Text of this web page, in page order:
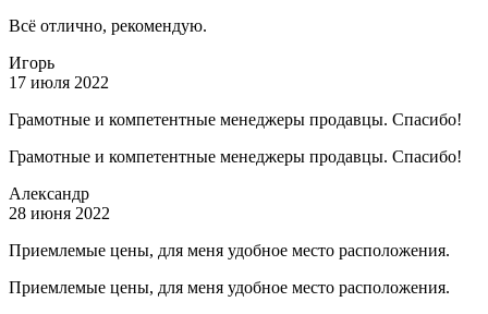
Всё отлично, рекомендую.
Игорь
17 июля 2022
Грамотные и компетентные менеджеры продавцы. Спасибо!
Грамотные и компетентные менеджеры продавцы. Спасибо!
Александр
28 июня 2022
Приемлемые цены, для меня удобное место расположения.
Приемлемые цены, для меня удобное место расположения.